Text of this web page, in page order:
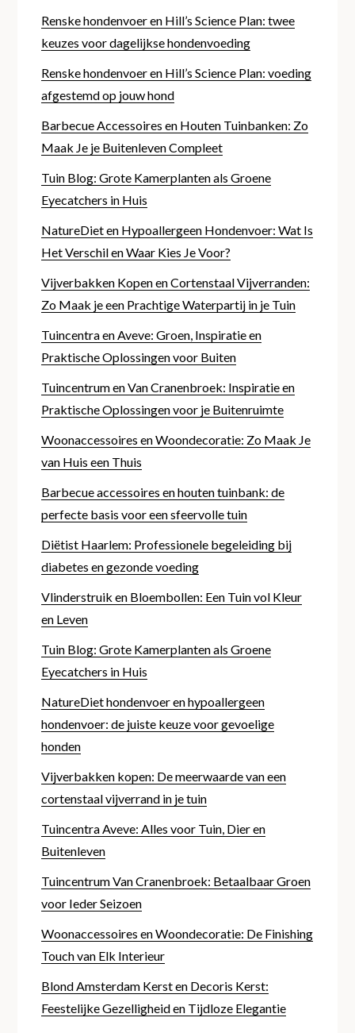
Renske hondenvoer en Hill’s Science Plan: twee
keuzes voor dagelijkse hondenvoeding
Renske hondenvoer en Hill’s Science Plan: voeding
afgestemd op jouw hond
Barbecue Accessoires en Houten Tuinbanken: Zo
Maak Je je Buitenleven Compleet
Tuin Blog: Grote Kamerplanten als Groene
Eyecatchers in Huis
NatureDiet en Hypoallergeen Hondenvoer: Wat Is
Het Verschil en Waar Kies Je Voor?
Vijverbakken Kopen en Cortenstaal Vijverranden:
Zo Maak je een Prachtige Waterpartij in je Tuin
Tuincentra en Aveve: Groen, Inspiratie en
Praktische Oplossingen voor Buiten
Tuincentrum en Van Cranenbroek: Inspiratie en
Praktische Oplossingen voor je Buitenruimte
Woonaccessoires en Woondecoratie: Zo Maak Je
van Huis een Thuis
Barbecue accessoires en houten tuinbank: de
perfecte basis voor een sfeervolle tuin
Diëtist Haarlem: Professionele begeleiding bij
diabetes en gezonde voeding
Vlinderstruik en Bloembollen: Een Tuin vol Kleur
en Leven
Tuin Blog: Grote Kamerplanten als Groene
Eyecatchers in Huis
NatureDiet hondenvoer en hypoallergeen
hondenvoer: de juiste keuze voor gevoelige
honden
Vijverbakken kopen: De meerwaarde van een
cortenstaal vijverrand in je tuin
Tuincentra Aveve: Alles voor Tuin, Dier en
Buitenleven
Tuincentrum Van Cranenbroek: Betaalbaar Groen
voor Ieder Seizoen
Woonaccessoires en Woondecoratie: De Finishing
Touch van Elk Interieur
Blond Amsterdam Kerst en Decoris Kerst:
Feestelijke Gezelligheid en Tijdloze Elegantie